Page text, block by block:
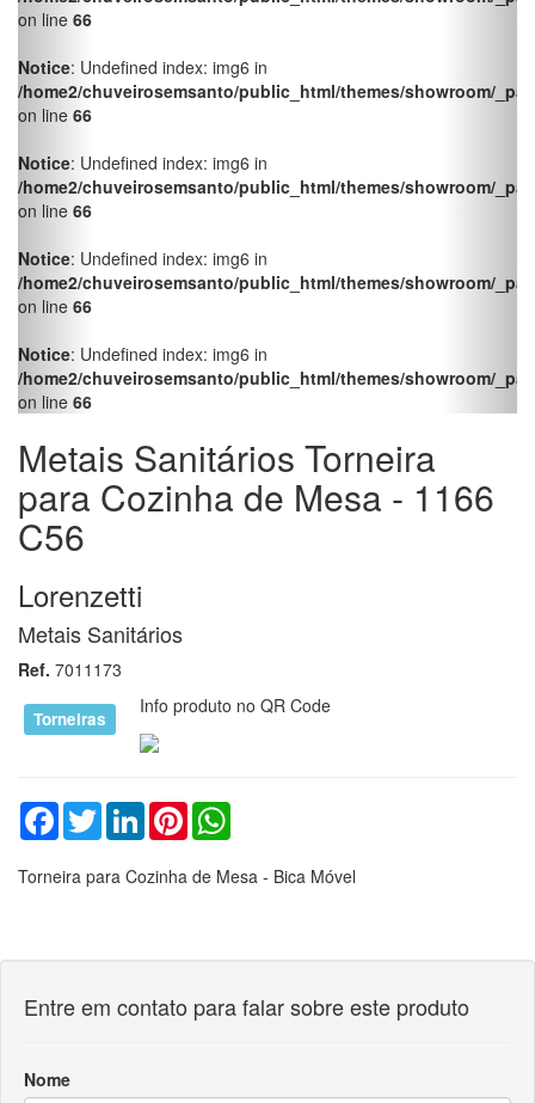
Notice : Undefined index: img6 in
on line66
Metais Sanitários Torneira
para Cozinha de Mesa - 1166
C56
Lorenzetti
Metais Sanitários
Ref.7011173
Torneiras
Info produto no QR Code
Facebook
TwitterLinkedInPinterestWhatsApp
Torneira para Cozinha de Mesa - Bica Móvel
Entre em contato para falar sobre este produto
E-mail
Mensagem